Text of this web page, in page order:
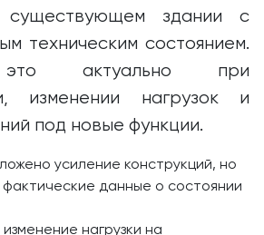
здании с
техническим состоянием.
актуально при
изменении нагрузок и
под новые функции.
усиление конструкций, но
данные о состоянии
нагрузки на